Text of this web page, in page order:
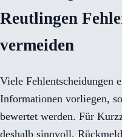
Reutlingen
vermeiden
Viele Fehlentscheidungen
Informationen vorliegen,
bewertet werden. Für
deshalb sinnvoll,